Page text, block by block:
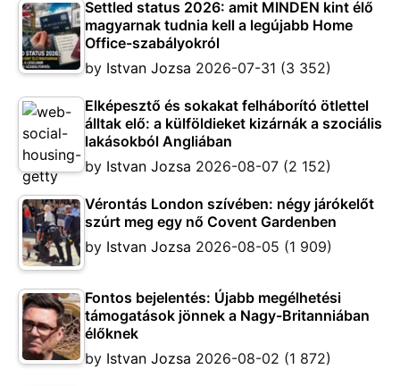
Settled status 2026: amit MINDEN kint élő
magyarnak tudnia kell a legújabb Home
Office-szabályokról
by Istvan Jozsa 2026-07-31 (3 352)
Elképesztő és sokakat felháborító ötlettel
álltak elő: a külföldieket kizárnák a szociális
lakásokból Angliában
by Istvan Jozsa 2026-08-07 (2 152)
Vérontás London szívében: négy járókelőt
szúrt meg egy nő Covent Gardenben
by Istvan Jozsa 2026-08-05 (1 909)
Fontos bejelentés: Újabb megélhetési
támogatások jönnek a Nagy-Britanniában
élőknek
by Istvan Jozsa 2026-08-02 (1 872)